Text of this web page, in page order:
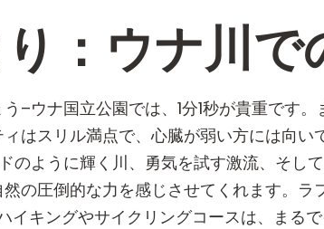
：ウナ川で
–ウナ国立公園では、1分1秒が貴重です
はスリル満点で、心臓が弱い方には向い
のように輝く川、勇気を試す激流、そし
の圧倒的な力を感じさせてくれます。ラ
イキングやサイクリングコースは、まる